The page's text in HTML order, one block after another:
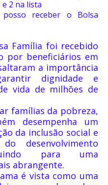
e 2 na lista
posso receber o Bolsa
Família foi recebido
por beneficiários em
a importância
dignidade e
vida de milhões de
famílias da pobreza,
desempenha um
da inclusão social e
desenvolvimento
para uma
abrangente.
é vista como uma